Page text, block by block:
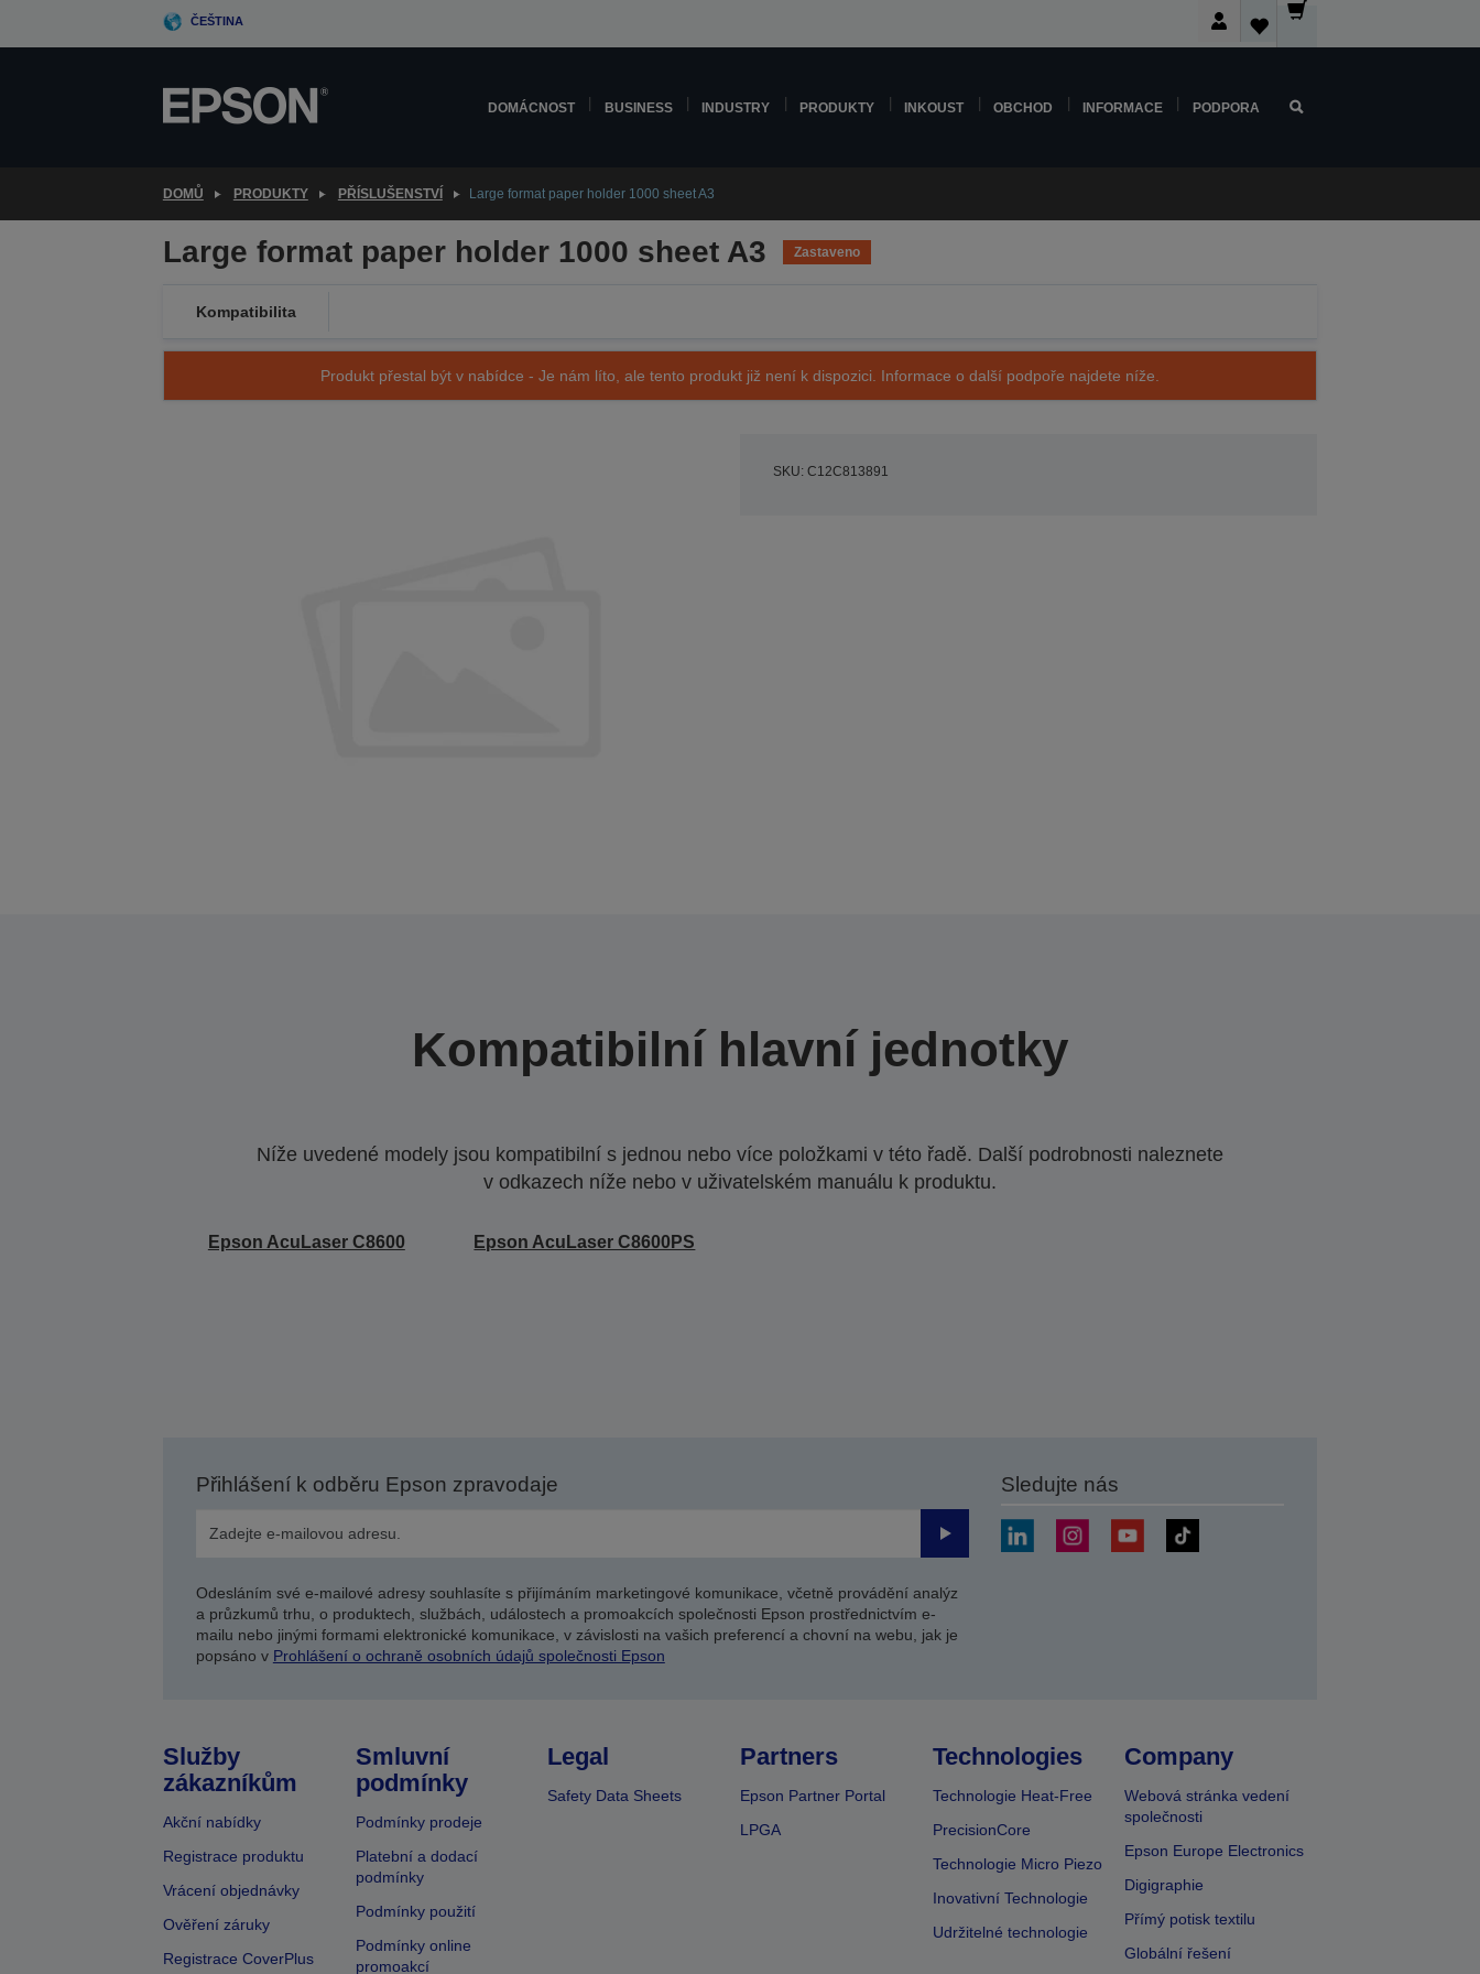
ČEŠTINA
DOMÁCNOST BUSINESS INDUSTRY PRODUKTY INKOUST OBCHOD INFORMACE PODPORA
DOMŮ PRODUKTY PŘÍSLUŠENSTVÍ Large format paper holder 1000 sheet A3
Large format paper holder 1000 sheet A3 Zastaveno
Kompatibilita
Produkt přestal být v nabídce - Je nám líto, ale tento produkt již není k dispozici. Informace o další podpoře najdete níže.
SKU: C12C813891
Kompatibilní hlavní jednotky
Níže uvedené modely jsou kompatibilní s jednou nebo více položkami v této řadě. Další podrobnosti naleznete
v odkazech níže nebo v uživatelském manuálu k produktu.
Epson AcuLaser C8600 Epson AcuLaser C8600PS
Přihlášení k odběru Epson zpravodaje
Odeslat
Odesláním své e-mailové adresy souhlasíte s přijímáním marketingové komunikace, včetně provádění analýz
a průzkumů trhu, o produktech, službách, událostech a promoakcích společnosti Epson prostřednictvím e-
mailu nebo jinými formami elektronické komunikace, v závislosti na vašich preferencí a chovní na webu, jak je
popsáno v Prohlášení o ochraně osobních údajů společnosti Epson
Sledujte nás
Služby
zákazníkům
Akční nabídky
Registrace produktu
Vrácení objednávky
Ověření záruky
Registrace CoverPlus
Smluvní
podmínky
Podmínky prodeje
Platební a dodací
podmínky
Podmínky použití
Podmínky online
promoakcí
Legal
Safety Data Sheets
Partners
Epson Partner Portal
LPGA
Technologies
Technologie Heat-Free
PrecisionCore
Technologie Micro Piezo
Inovativní Technologie
Udržitelné technologie
Company
Webová stránka vedení
společnosti
Epson Europe Electronics
Digigraphie
Přímý potisk textilu
Globální řešení